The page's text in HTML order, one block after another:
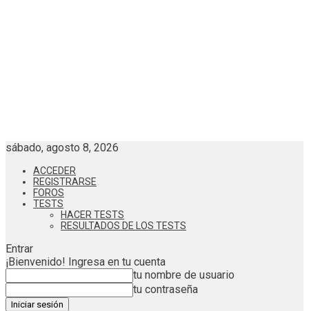
sábado, agosto 8, 2026
ACCEDER
REGISTRARSE
FOROS
TESTS
HACER TESTS
RESULTADOS DE LOS TESTS
Entrar
¡Bienvenido! Ingresa en tu cuenta
tu nombre de usuario
tu contraseña